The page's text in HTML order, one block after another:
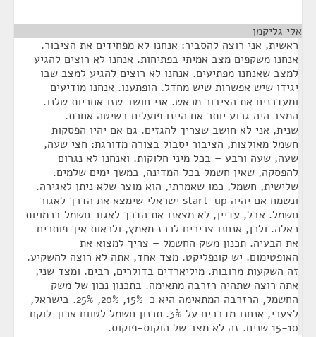
אלי גליקמן
ראשית, אני רוצה להסביר: אנחנו לא מפחידים את הציבור.
אנחנו משקפים מצב אמיתי בפתיחות. אנחנו לא רוצים להגיע
למצב שאנחנו מפתיעים. אנחנו לא רוצים להגיע למצב שבו
יגידו שיש אפשרות שיש מחדל. הופתענו. אנחנו מודיעים
ומעדכנים את הציבור מראש. אני חושב שזו אחריות שלנו.
המצב היה גרוע יותר אם היינו פועלים בשיטה אחרת.
שנית, אני לא חושב שצריך להגזים. גם אם יהיו הפסקות
חשמל מאולצות, הציבור יסבול בצורה מדורגת: חצי שעה,
שעה, שעה ורבע – בכל מיני חלוקות. ואנחנו לא נגרום
להפסקה, שאין חשמל בכל המדינה, במשך ימים שלמים.
שלישית, חשמל, כמו שאמרתי, הוא מוצר שלא ניתן לאגירה.
ונשמח אם יהיה start-up ישראלי שימצא את הדרך לאגור
חשמל. אבל, עדיין, לא מצאנו את הדרך לאגור חשמל בכמויות
כאלה. ולכן, אנחנו צריכים לרכז מאמץ, ולראות איך פותרים
את הבעיה. תכנון משק החשמל – צריך למצוא את
האופטימום. יש קונפליקט. מצד אחד, אתה לא רוצה להשקיע.
זה השקעות מרובות. מיליארדים בדולרים, רבים. ומצד שני,
אתה רוצה שתהיה רזרבה מתאימה. בתכנון נכון של משק
החשמל, הרזרבה המתאימה היא כ-15%, 20%, 25%. בישראל,
לצערי, אנחנו מדברים על 3%. תכנון חשמל לטווח ארוך לוקח
15-10 שנים. זה לא מצב של הוקוס-פוקוס.